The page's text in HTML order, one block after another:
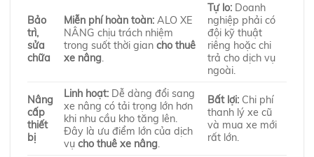
Bảo
trì,
sửa
chữa
Miễn phí hoàn toàn: ALO XE
NÂNG chịu trách nhiệm
trong suốt thời giancho thuê
xe nâng.
Tự lo: Doanh
nghiệp phải có
đội kỹ thuật
riêng hoặc chi
trả cho dịch vụ
ngoài.
Nâng
cấp
thiết
bị
Linh hoạt: Dễ dàng đổi sang
xe nâng có tải trọng lớn hơn
khi nhu cầu kho tăng lên.
Đây là ưu điểm lớn của dịch
vụcho thuê xe nâng.
Bất lợi: Chi phí
thanh lý xe cũ
và mua xe mới
rất lớn.